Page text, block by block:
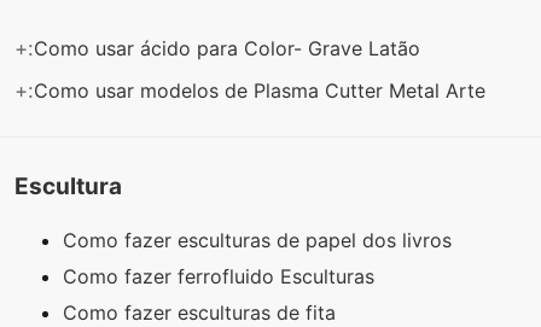
+:Como usar ácido para Color- Grave Latão
+:Como usar modelos de Plasma Cutter Metal Arte
Escultura
Como fazer esculturas de papel dos livros
Como fazer ferrofluido Esculturas
Como fazer esculturas de fita